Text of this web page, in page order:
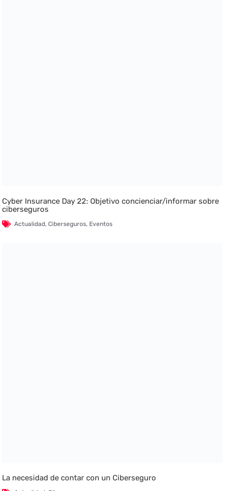
Cyber Insurance Day 22: Objetivo concienciar/informar sobre
ciberseguros
Actualidad,Ciberseguros, Eventos
La necesidad de contar con un Ciberseguro